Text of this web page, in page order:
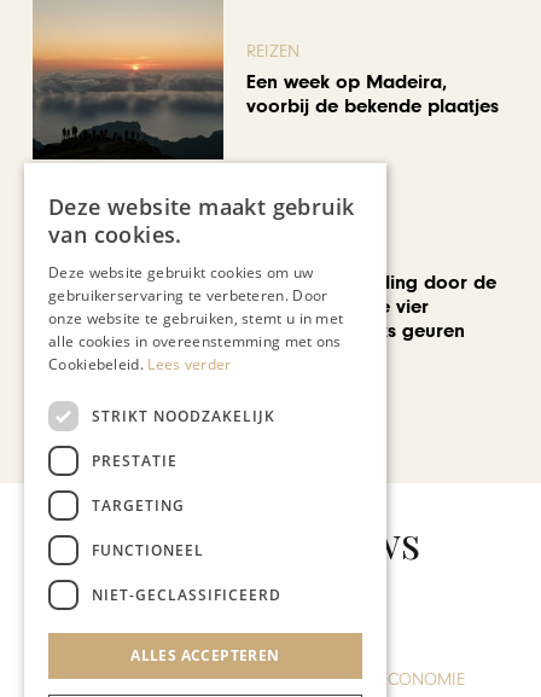
REIZEN
Een week op Madeira,
voorbij de bekende plaatjes
Een geurwandeling door de
Stokstraat: onze vier
favoriete uniseks geuren
voor de zomer
Bekijk alle artikelen
Gerelateerd nieuws
ONDERNEMEN & ECONOMIE
Deze website maakt gebruik
van cookies.
Deze website gebruikt cookies om uw
gebruikerservaring te verbeteren. Door
onze website te gebruiken, stemt u in met
alle cookies in overeenstemming met ons
Cookiebeleid. Lees verder
STRIKT NOODZAKELIJK
PRESTATIE
TARGETING
FUNCTIONEEL
NIET-GECLASSIFICEERD
ALLES ACCEPTEREN